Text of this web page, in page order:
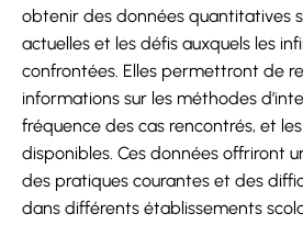
obtenir des données quantitatives
actuelles et les défis auxquels les
confrontées. Elles permettront de
informations sur les méthodes
fréquence des cas rencontrés, et
disponibles. Ces données offriront
des pratiques courantes et des
dans différents établissements